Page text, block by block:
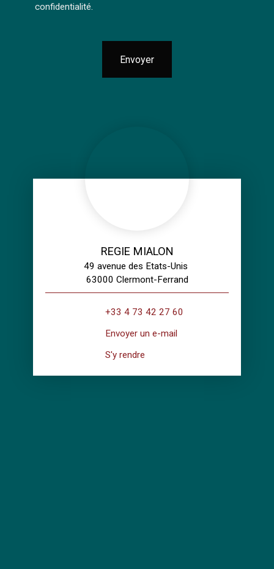
confidentialité.
Envoyer
REGIE MIALON
49 avenue des Etats-Unis
63000 Clermont-Ferrand
+33 4 73 42 27 60
Envoyer un e-mail
S'y rendre